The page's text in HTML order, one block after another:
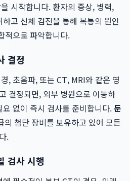
시작합니다. 환자의 증상, 병력,
고 신체 검진을 통해 복통의 원인
적으로 파악합니다.
결정
, 초음파, 또는 CT, MRI와 같은 영
결정되면, 외부 병원으로 이동하
없이 즉시 검사를 준비합니다.둔
의 첨단 장비를 보유하고 있어 모든
.
검사 시행